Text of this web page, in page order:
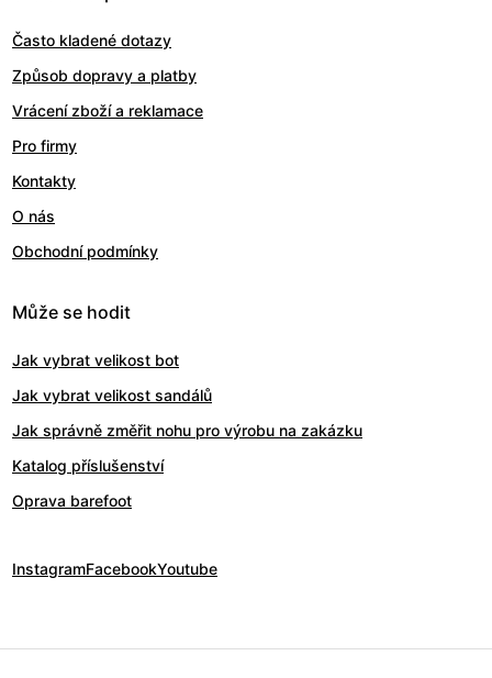
Často kladené dotazy
Způsob dopravy a platby
Vrácení zboží a reklamace
Pro firmy
Kontakty
O nás
Obchodní podmínky
Může se hodit
Jak vybrat velikost bot
Jak vybrat velikost sandálů
Jak správně změřit nohu pro výrobu na zakázku
Katalog příslušenství
Oprava barefoot
InstagramFacebookYoutube